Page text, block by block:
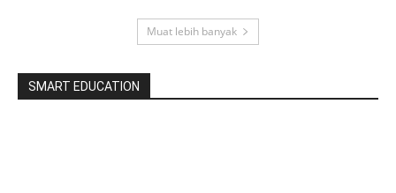
Muat lebih banyak
SMART EDUCATION